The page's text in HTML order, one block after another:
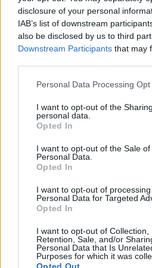
disclosure of your personal
IAB’s list of downstream
also be disclosed by us to third
Downstream Participants that may
Personal Data Processing
I want to opt-out of the
personal data.
Opted In
I want to opt-out of the Sale of
Personal Data.
Opted In
I want to opt-out of
Personal Data for Targeted
Opted In
I want to opt-out of Collection,
Retention, Sale, and/or
Personal Data that Is
Purposes for which it was
Opted Out
νοιάζονται για τις
– απλώς εύχονται να
εμφανείς. Αυτοί οι
θα κάνει ξανθές τις
και θα τις κάνει
Αντι-ανδρογόνα
τριχοφυΐα τόσο στο
σώμα σας, ο γιατρός
συνταγογραφήσει και
φάρμακα, όπως η
Αποτρίχωση με λέιζερ
λέιζερ απαλλάσσει την
τριχοφυΐα του
μελανίνη — που